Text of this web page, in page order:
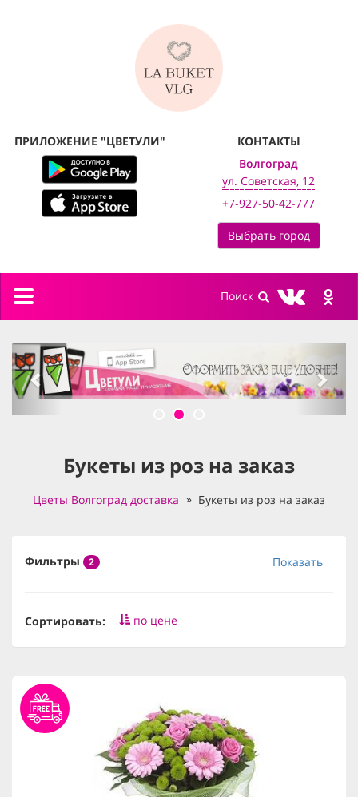
ПРИЛОЖЕНИЕ "ЦВЕТУЛИ"
КОНТАКТЫ
Волгоград
ул. Советская, 12
+7-927-50-42-777
Выбрать город
Toggle
previous
Букеты из роз на заказ
Цветы Волгоград доставка Букеты из роз на заказ
Фильтры 2 Показать
Сортировать: по цене